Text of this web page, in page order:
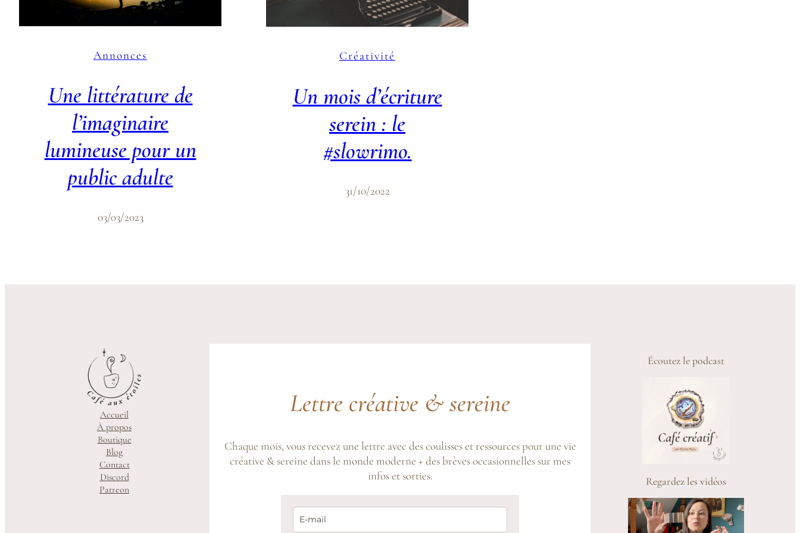
Annonces
Une littérature de
l’imaginaire
lumineuse pour un
public adulte
03/03/2023
Créativité
Un mois d’écriture
serein : le
#slowrimo.
31/10/2022
Accueil
À propos
Boutique
Blog
Contact
Discord
Patreon
Lettre créative & sereine
Chaque mois, vous recevez une lettre avec des coulisses et ressources pour une vie
créative & sereine dans le monde moderne + des brèves occasionnelles sur mes
infos et sorties.
Écoutez le podcast
Regardez les vidéos